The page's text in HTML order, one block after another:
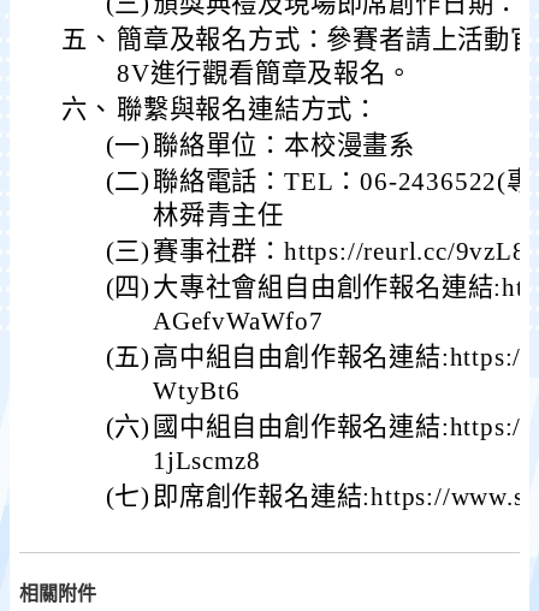
五、 簡章及報名方式：參賽者請上活動
8V進行觀看簡章及報名。
六、 聯繫與報名連結方式：
(一) 聯絡單位：本校漫畫系
(二) 聯絡電話：TEL：06-2436522(
林舜青主任
(三) 賽事社群：https://reurl.cc/
(四) 大專社會組自由創作報名連結
AGefvWaWfo7
(五) 高中組自由創作報名連結:https://
WtyBt6
(六) 國中組自由創作報名連結
1jLscmz8
(七) 即席創作報名連結:https://
相關附件